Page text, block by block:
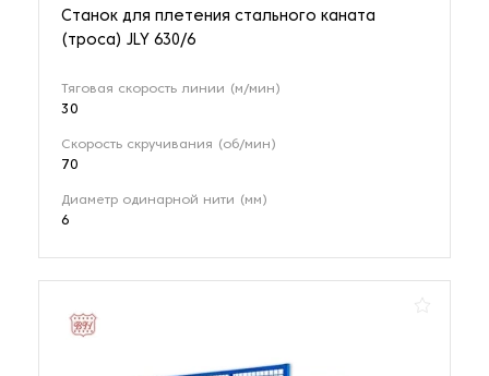
Станок для плетения стального каната
(троса) JLY 630/6
Тяговая скорость линии (м/мин)
30
Скорость скручивания (об/мин)
70
Диаметр одинарной нити (мм)
6